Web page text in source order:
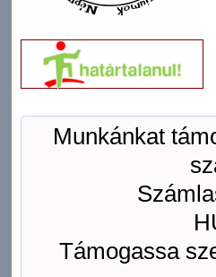
Munkánkat
Támogassa